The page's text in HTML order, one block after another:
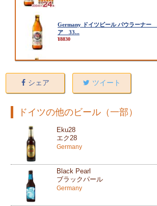
シェア ツイート
ドイツの他のビール（一部）
Eku28
エク28
Germany
Black Pearl
ブラックパール
Germany